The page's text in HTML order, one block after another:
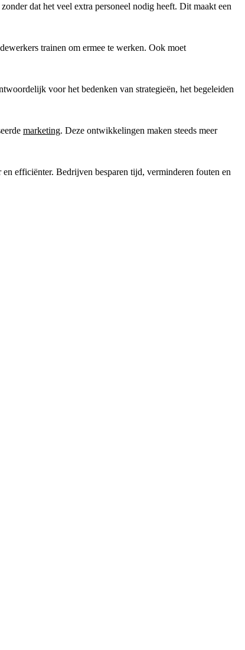
dat het veel extra personeel nodig heeft. Dit maakt een
trainen om ermee te werken. Ook moet
voor het bedenken van strategieën, het begeleiden
marketing. Deze ontwikkelingen maken steeds meer
efficiënter. Bedrijven besparen tijd, verminderen fouten en